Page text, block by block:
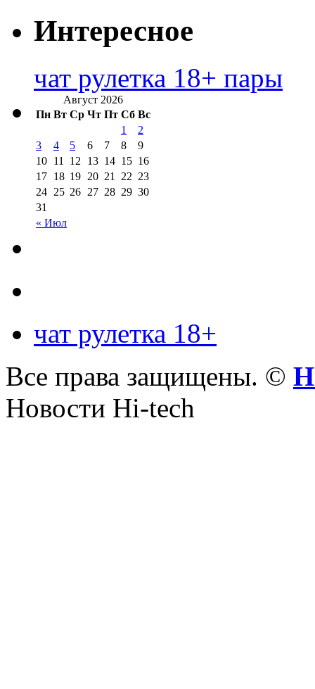
Интересное
чат рулетка 18+ пары
Август 2026
Пн Вт Ср Чт Пт Сб Вс
« Июл
1
2
3
4 5 6 7 8
9
10 11 12 13 14 15 16
17 18 19 20 21 22 23
24 25 26 27 28 29 30
31
чат рулетка 18+
Все права защищены. ©
Новости Hi-tech